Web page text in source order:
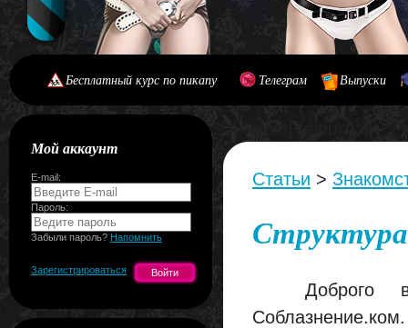
Бесплатный курс по пикапу Телеграм Выпуски
Мой аккаунт
E-mail:
Пароль:
Забыли пароль? Напомнить
Зарегистрироваться
Статьи >
Структура
Доброго